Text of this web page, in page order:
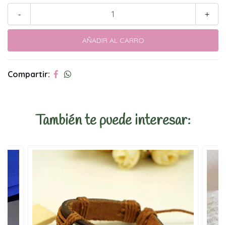
+
-
Compartir:
También te puede interesar: